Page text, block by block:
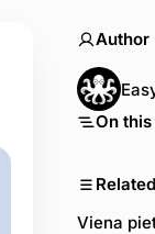
Author
On
Viena